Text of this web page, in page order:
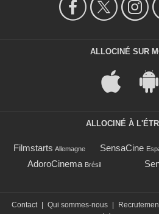
ALLOCINÉ SUR
ALLOCINÉ À
Filmstarts Allemagne SensaCine
AdoroCinema Brésil
Contact | Qui sommes-nous |